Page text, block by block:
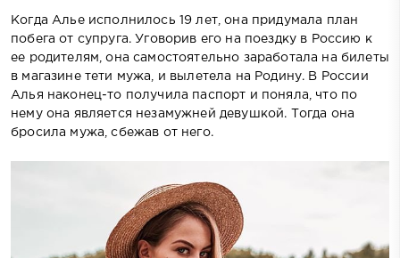
Когда Алье исполнилось 19 лет, она придумала план
побега от супруга. Уговорив его на поездку в Россию к
ее родителям, она самостоятельно заработала на билеты
в магазине тети мужа, и вылетела на Родину. В России
Алья наконец-то получила паспорт и поняла, что по
нему она является незамужней девушкой. Тогда она
бросила мужа, сбежав от него.